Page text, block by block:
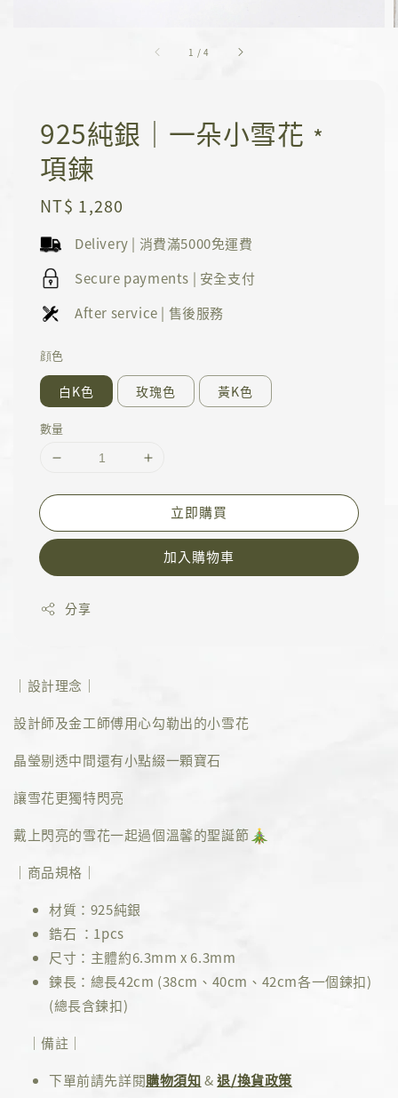
1 /4
925純銀｜一朵小雪花﹡
項鍊
Regular
NT$ 1,280
Delivery | 消費滿5000免運費
Secure payments | 安全支付
After service | 售後服務
顔色
白K色 玫瑰色 黃K色
數量
立即購買
加入購物車
分享
｜設計理念｜
設計師及金工師傅用心勾勒出的小雪花
晶瑩剔透中間還有小點綴一顆寶石
讓雪花更獨特閃亮
戴上閃亮的雪花一起過個溫馨的聖誕節
｜商品規格｜
材質：925純銀
鋯石 ：1pcs
尺寸：主體約6.3mm x 6.3mm
鍊長：總長42cm (38cm、40cm、42cm各一個鍊扣)
(總長含鍊扣)
｜備註｜
下單前請先詳閱購物須知&退/換貨政策